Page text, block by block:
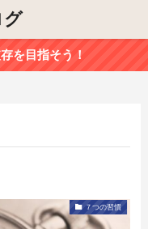
グ
を目指そう！
７つの習慣